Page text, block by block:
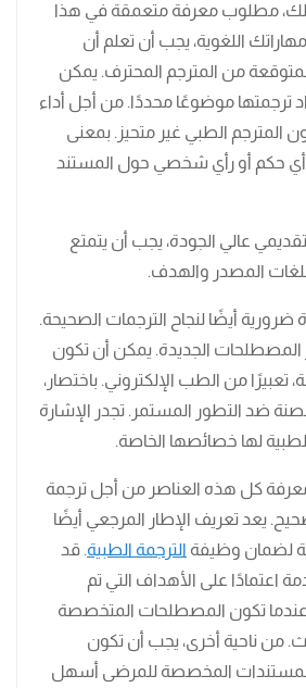
مطلوب معرفة متعمقة في هذا
اللغوية، يجب أن تعلم أن
من المترجم المحترف. يمكن
ترجمتها موضوعًا محددًا. من أجل أداء
المترجم الطبي غير متحيز. بمعنى
أي حكم أو رأي شخصي حول المستند
عالي الجودة، يجب أن يتمتع
بلغات المصدر والهدف.
ضرورية أيضًا لنجاح الترجمات الصحيحة.
الجديدة. يمكن أن تكون
تعبيرًا من الطب الإلكتروني. باختصار،
ضد التطور المستمر. تجدر الإشارة
لها خصائصها الخاصة.
كل هذه العناصر من أجل ترجمة
يعد تعريف الإطار المرجعي أيضًا
لضمان وظيفة الترجمة الطبية. قد
اعتمادًا على الأهداف التي تم
عندما تكون المصطلحات المتخصصة
من ناحية أخرى، يجب أن تكون
المستندات المخصصة للمرضى أسهل